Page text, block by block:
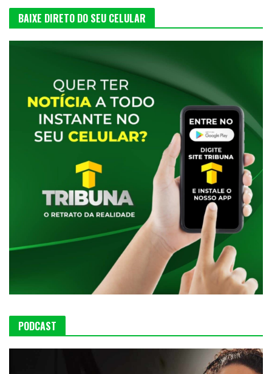
BAIXE DIRETO DO SEU CELULAR
PODCAST